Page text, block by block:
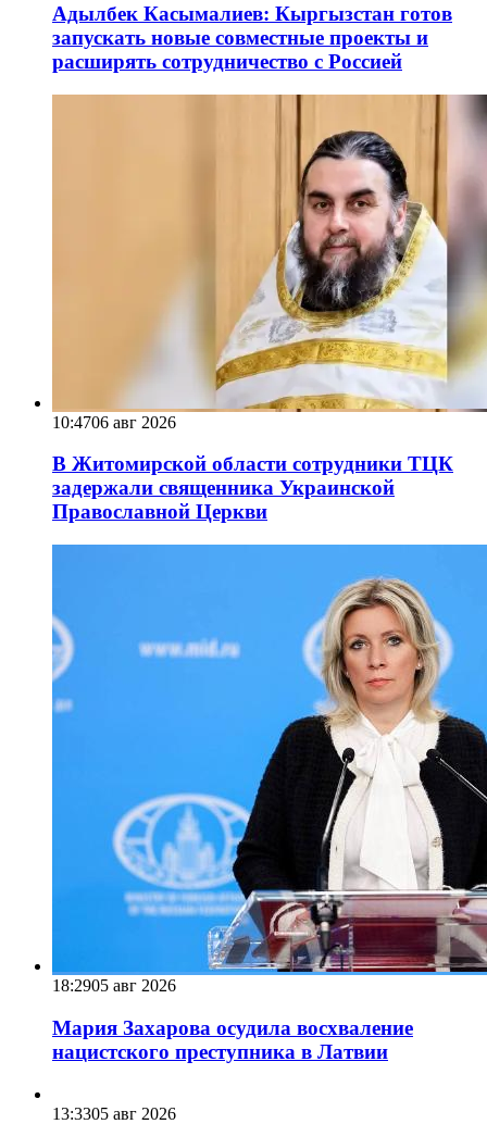
Адылбек Касымалиев: Кыргызстан готов
запускать новые совместные проекты и
расширять сотрудничество с Россией
10:4706 авг 2026
В Житомирской области сотрудники ТЦК
задержали священника Украинской
Православной Церкви
18:2905 авг 2026
Мария Захарова осудила восхваление
нацистского преступника в Латвии
13:3305 авг 2026